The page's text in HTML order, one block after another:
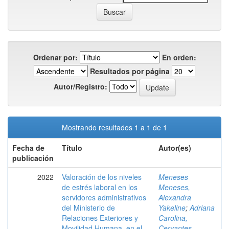
Ordenar por:
En orden:
Resultados por página
Autor/Registro:
Mostrando resultados 1 a 1 de 1
Fecha de
publicación
Título Autor(es)
2022
Valoración de los niveles
de estrés laboral en los
servidores administrativos
del Ministerio de
Relaciones Exteriores y
Meneses
Meneses,
Alexandra
Yakeline;Adriana
Carolina,